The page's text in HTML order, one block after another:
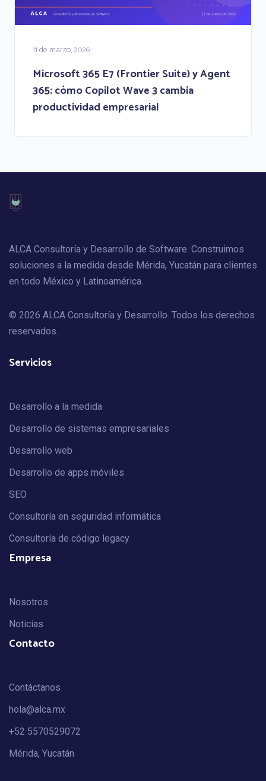
11 de marzo, 2026
Microsoft 365 E7 (Frontier Suite) y Agent
365: cómo Copilot Wave 3 cambia
productividad empresarial
ALCA Consultoría y Desarrollo de Software. Construimos
soluciones a la medida desde Mérida, Yucatán para clientes
en todo México y Latinoamérica.
© 2026 ALCA Consultoría y Desarrollo. Todos los derechos
reservados.
Servicios
Desarrollo a la medida
Desarrollo de sistemas empresariales
Desarrollo web
Desarrollo de apps móviles
SEO
Consultoría en seguridad informática
Consultoría de código legacy
Empresa
Nosotros
Noticias
Contacto
Contáctanos
hola@alca.mx
+52 5570529072
Mérida, Yucatán